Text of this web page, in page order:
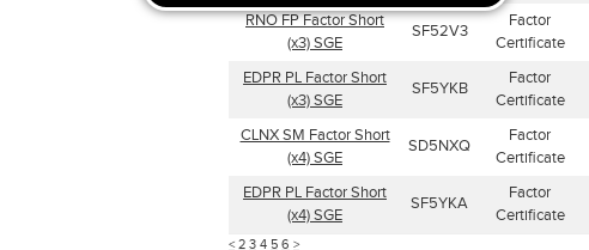
RNO FP Factor Short
(x3) SGE
SF52V3
Factor
Certificate
EDPR PL Factor Short
(x3) SGE
SF5YKB
Factor
Certificate
CLNX SM Factor Short
(x4) SGE
SD5NXQ
Factor
Certificate
EDPR PL Factor Short
(x4) SGE
SF5YKA
Factor
Certificate
< 2 3 4 5 6 >